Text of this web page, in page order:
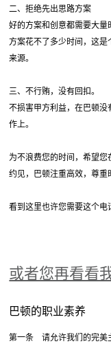
二、拒绝先出思路方案
好的方案和创意都需要大
方案花不了多少时间，这
来源。
三、不行贿，没有回扣。
不损害甲方利益，在巴顿
作上。
为不浪费您的时间，希望
约见，巴顿注重高效，尊重
看到这里也许您需要这个
或者您再看看
巴顿的职业素养
第一条 请允许我们的完美